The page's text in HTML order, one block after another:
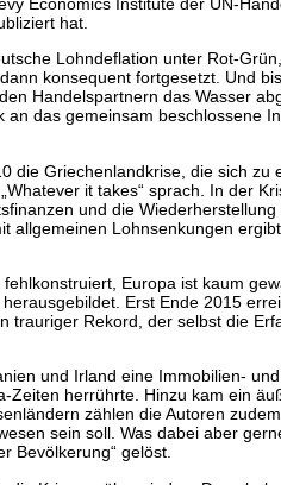
hat.
Lohndeflation unter Rot-
konsequent fortgesetzt. Und
Handelspartnern das Wasser
das gemeinsam beschlossene
die Griechenlandkrise, die sich zu
it takes“ sprach. In der
und die Wiederherstellung
Lohnsenkungen ergibt
Europa ist kaum
Erst Ende 2015
trauriger Rekord, der selbst die
und Irland eine Immobilien-
Zeiten herrührte. Hinzu kam ein
zählen die Autoren
sein soll. Was dabei aber
Bevölkerung“ gelöst.